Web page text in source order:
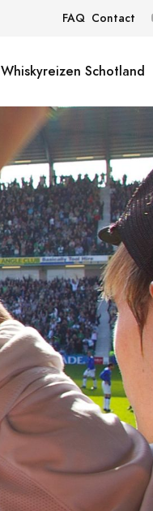
FAQ Contact
Whiskyreizen Schotland